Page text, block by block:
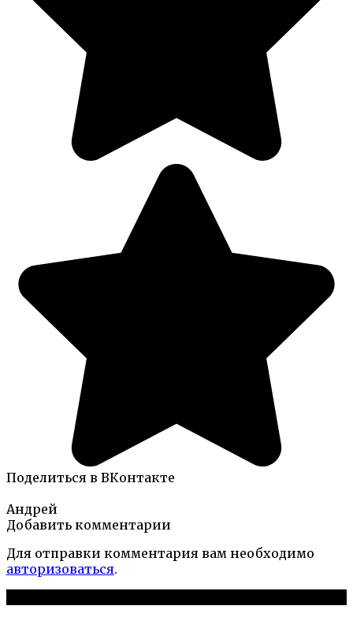
Поделиться в ВКонтакте
Андрей
Добавить комментарии
Для отправки комментария вам необходимо
авторизоваться.